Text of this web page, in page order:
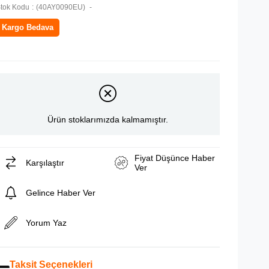
Kodu (40AY0090EU)
Kargo Bedava
Ürün stoklarımızda kalmamıştır.
Karşılaştır
Fiyat Düşünce Haber
Ver
Gelince Haber Ver
Yorum Yaz
Taksit Seçenekleri